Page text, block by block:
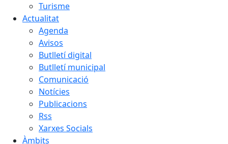
Turisme
Actualitat
Agenda
Avisos
Butlletí digital
Butlletí municipal
Comunicació
Notícies
Publicacions
Rss
Xarxes Socials
Àmbits